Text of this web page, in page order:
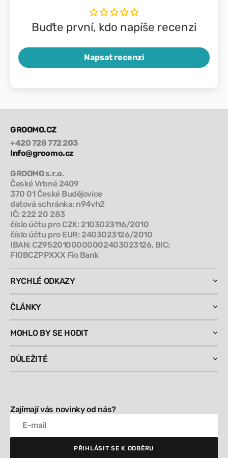
Buďte první, kdo napíše recenzi
Napsat recenzi
GROOMO.CZ
+420 728 772 203
Info@groomo.cz
GROOMO s.r.o.
České Vrbné 2409
370 01 České Budějovice
datová schránka: n94vh2
IČ: 222 20 283
číslo účtu pro CZK: 2103023116/2010
číslo účtu pro EUR: 2403023126/2010
IBAN: CZ9520100000002403023126, BIC:
FIOBCZPPXXX Fio Bank
RYCHLÉ ODKAZY
ČLÁNKY
MOHLO BY SE HODIT
DŮLEŽITÉ
Zajímají vás novinky od nás?
E-mail
PŘIHLÁSIT SE K ODBĚRU